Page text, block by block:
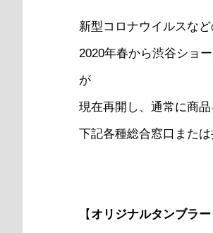
新型コロナウイルスなど
2020年春から渋谷ショ
が
現在再開し、通常に商
下記各種総合窓口また
【 オリジナルタンブラ